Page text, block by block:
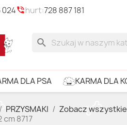
024phone_in_talkhurt:728 887 181
search
DLA PSA KARMA DLA
PRZYSMAKI Zobacz wszystkie
cm 8717